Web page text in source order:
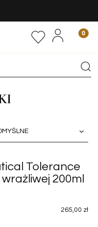
Tolerance
200ml
265,00 zł